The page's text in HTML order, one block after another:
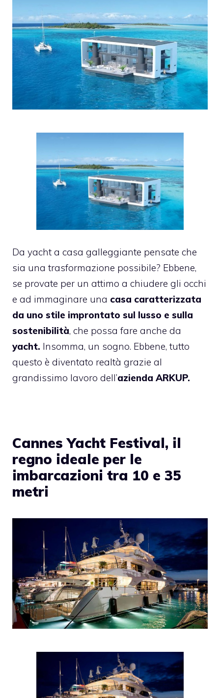
Da yacht a casa galleggiante pensate che
sia una trasformazione possibile? Ebbene,
se provate per un attimo a chiudere gli occhi
e ad immaginare una casa caratterizzata
da uno stile improntato sul lusso e sulla
sostenibilità, che possa fare anche da
yacht. Insomma, un sogno. Ebbene, tutto
questo è diventato realtà grazie al
grandissimo lavoro dell’azienda ARKUP.
Cannes Yacht Festival, il
regno ideale per le
imbarcazioni tra 10 e 35
metri